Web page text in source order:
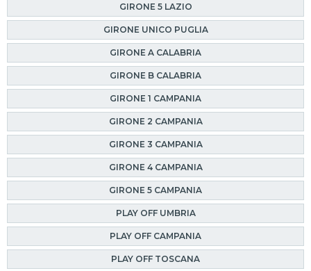
GIRONE 5 LAZIO
GIRONE UNICO PUGLIA
GIRONE A CALABRIA
GIRONE B CALABRIA
GIRONE 1 CAMPANIA
GIRONE 2 CAMPANIA
GIRONE 3 CAMPANIA
GIRONE 4 CAMPANIA
GIRONE 5 CAMPANIA
PLAY OFF UMBRIA
PLAY OFF CAMPANIA
PLAY OFF TOSCANA